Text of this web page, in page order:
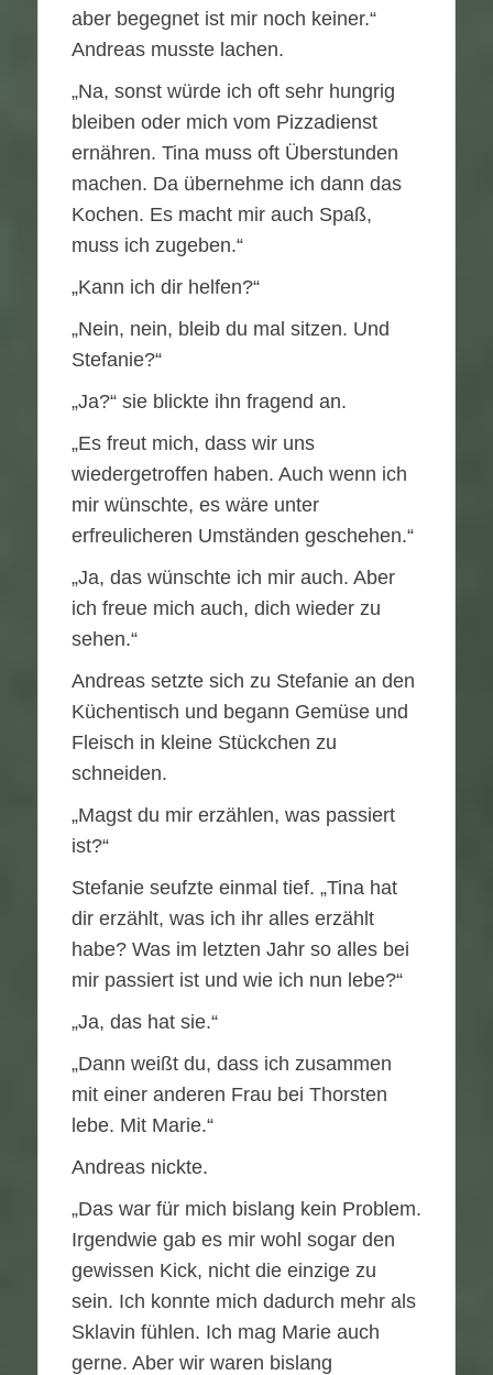
aber begegnet ist mir noch keiner.“
Andreas musste lachen.
„Na, sonst würde ich oft sehr hungrig
bleiben oder mich vom Pizzadienst
ernähren. Tina muss oft Überstunden
machen. Da übernehme ich dann das
Kochen. Es macht mir auch Spaß,
muss ich zugeben.“
„Kann ich dir helfen?“
„Nein, nein, bleib du mal sitzen. Und
Stefanie?“
„Ja?“ sie blickte ihn fragend an.
„Es freut mich, dass wir uns
wiedergetroffen haben. Auch wenn ich
mir wünschte, es wäre unter
erfreulicheren Umständen geschehen.“
„Ja, das wünschte ich mir auch. Aber
ich freue mich auch, dich wieder zu
sehen.“
Andreas setzte sich zu Stefanie an den
Küchentisch und begann Gemüse und
Fleisch in kleine Stückchen zu
schneiden.
„Magst du mir erzählen, was passiert
ist?“
Stefanie seufzte einmal tief. „Tina hat
dir erzählt, was ich ihr alles erzählt
habe? Was im letzten Jahr so alles bei
mir passiert ist und wie ich nun lebe?“
„Ja, das hat sie.“
„Dann weißt du, dass ich zusammen
mit einer anderen Frau bei Thorsten
lebe. Mit Marie.“
Andreas nickte.
„Das war für mich bislang kein Problem.
Irgendwie gab es mir wohl sogar den
gewissen Kick, nicht die einzige zu
sein. Ich konnte mich dadurch mehr als
Sklavin fühlen. Ich mag Marie auch
gerne. Aber wir waren bislang